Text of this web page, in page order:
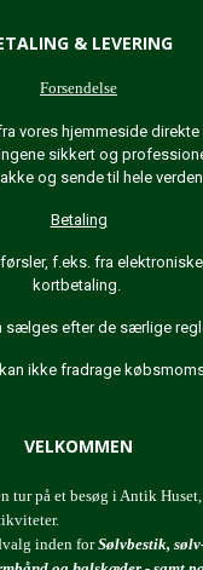
& LEVERING
Forsendelse
vores hjemmeside
sikkert og
og sende til hele verden.
Betaling
f.eks. fra
kortbetaling.
sælges efter de særlige
ikke fradrage
VELKOMMEN
tur på et besøg i Antik
inden forSølvbestik,